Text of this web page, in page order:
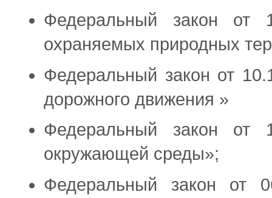
Федеральный закон
охраняемых природных
Федеральный закон от
дорожного движения »
Федеральный закон
окружающей среды»;
Федеральный закон